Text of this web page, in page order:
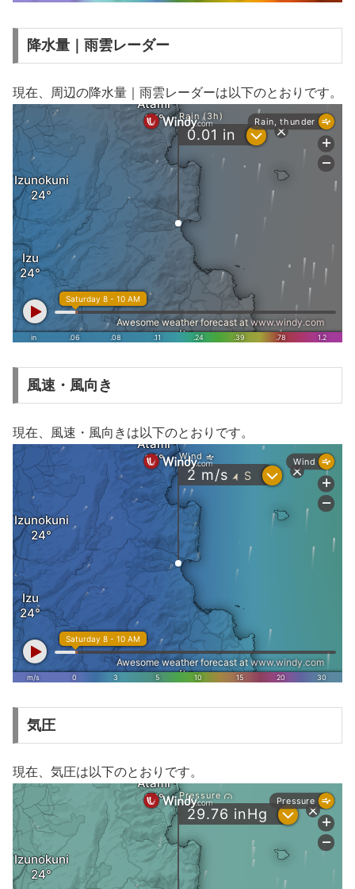
降水量｜雨雲レーダー
現在、周辺の降水量｜雨雲レーダーは以下のとおりです。
風速・風向き
現在、風速・風向きは以下のとおりです。
気圧
現在、気圧は以下のとおりです。